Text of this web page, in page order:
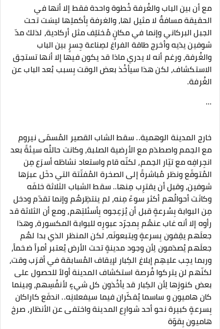
مع أن بين الباب والغُرفة خُطوة واحدة فقط إلا أنها في
الحقيقة مسافةٌ لا مثيل لها، والغرفة بِأكملِها ليسَت تحت
الجبل البركاني وإنما في مكانٍ مُختلِف مثل أركادية، لذلك مدّ
شوفين يدَيه وأخرج طاقة الفراغ لصِناعة جِسرٍ بين الباب
والغُرفة، ورغم أنه لا يدري ماذا قد يكون فيها إلا أنها تستحِق
الاستكشاف، لكن هذا سيأخُذ بعض الوقت بِسبب بُعد الباب عن
الغُرفة.
...
خارج المدينة الوهمية.. سقط الشاب القصير المُسمّى نيروم
مع الحِمم واصطدَم مع الأرضية الصلبة، وكانت حالتُه سيئةً بعد
انجِرافِه مع تيّار الحِمم، لكنّه قام واستعاد نشاطَه أسرَع مِن
المُتوقّع ونظر مُباشرةً إلى الصخرة المُفتّتة التي دخَل عبرَها
شوفين، وقبل أن يقترِب مِنها.. سقط الشباب الثلاثة خلفَه
وكانَت أحوالُهم أكثر سوءً مِنه، لم ينتظِرهُم وإنما تقدّم ودخل
مِن البوابة بِسُرعةٍ قبل أن يُزعِجوه بِأسئلتِهم، ومع أن الثلاثة قد
رأوه إلا أنه غاب عنهُم بِمجرّد عبورِه للبوابة المكسورة، وهذا
جعلَهم يقِفون بِسرعةٍ ويتبعونَه، لكن المنظر الذي بدا لهُم
جعلَهم يُصدَمون لِأن وجود مدينةٍ تحت الأرض يُعتبر أمراً ضخماً،
وربما يجِب عليهِم إبلاغ الكِبار لإيقاف المُسابقة في أقرَب وقت،
لكنّهم لن يتركوا فُرصة استكشاف المدينة أولاً للحصول على
بعض كنوزِها لِأن الكِبار قد يأخُذون كل شيءٍ لأنفُسِهم، وبينما
كان هاميون و ساسما يُفكّران فيما سيفعلانِه.. اندفَع كاراكان
بِسرعةٍ كبيرة نحو أحد شوارِع المدينة واختفى عن الأنظار، صرخ
هاميون بِقوّة